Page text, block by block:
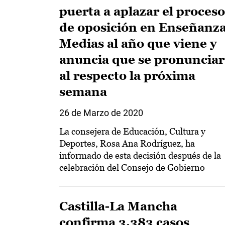
puerta a aplazar el proceso
de oposición en
Medias al año que viene y
anuncia que se
al respecto la próxima
semana
26 de Marzo de 2020
La consejera de Educación, Cultura y
Deportes, Rosa Ana Rodríguez, ha
informado de esta decisión después de la
celebración del Consejo de Gobierno
Castilla-La Mancha
confirma 3.383 casos